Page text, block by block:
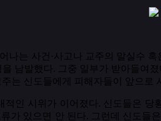
나는 사건 ·사고나 교주의 말실수
남발했다
그중 일부가 받아들여
는 신도들에게 피해자들이 앞으
적인 시위가 이어졌다
신도들은 당
류가 있으면 안 된다 그런데 신도들